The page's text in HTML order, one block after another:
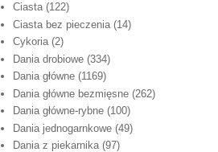
Ciasta (122)
Ciasta bez pieczenia (14)
Cykoria (2)
Dania drobiowe (334)
Dania główne (1169)
Dania główne bezmięsne (262)
Dania główne-rybne (100)
Dania jednogarnkowe (49)
Dania z piekarnika (97)